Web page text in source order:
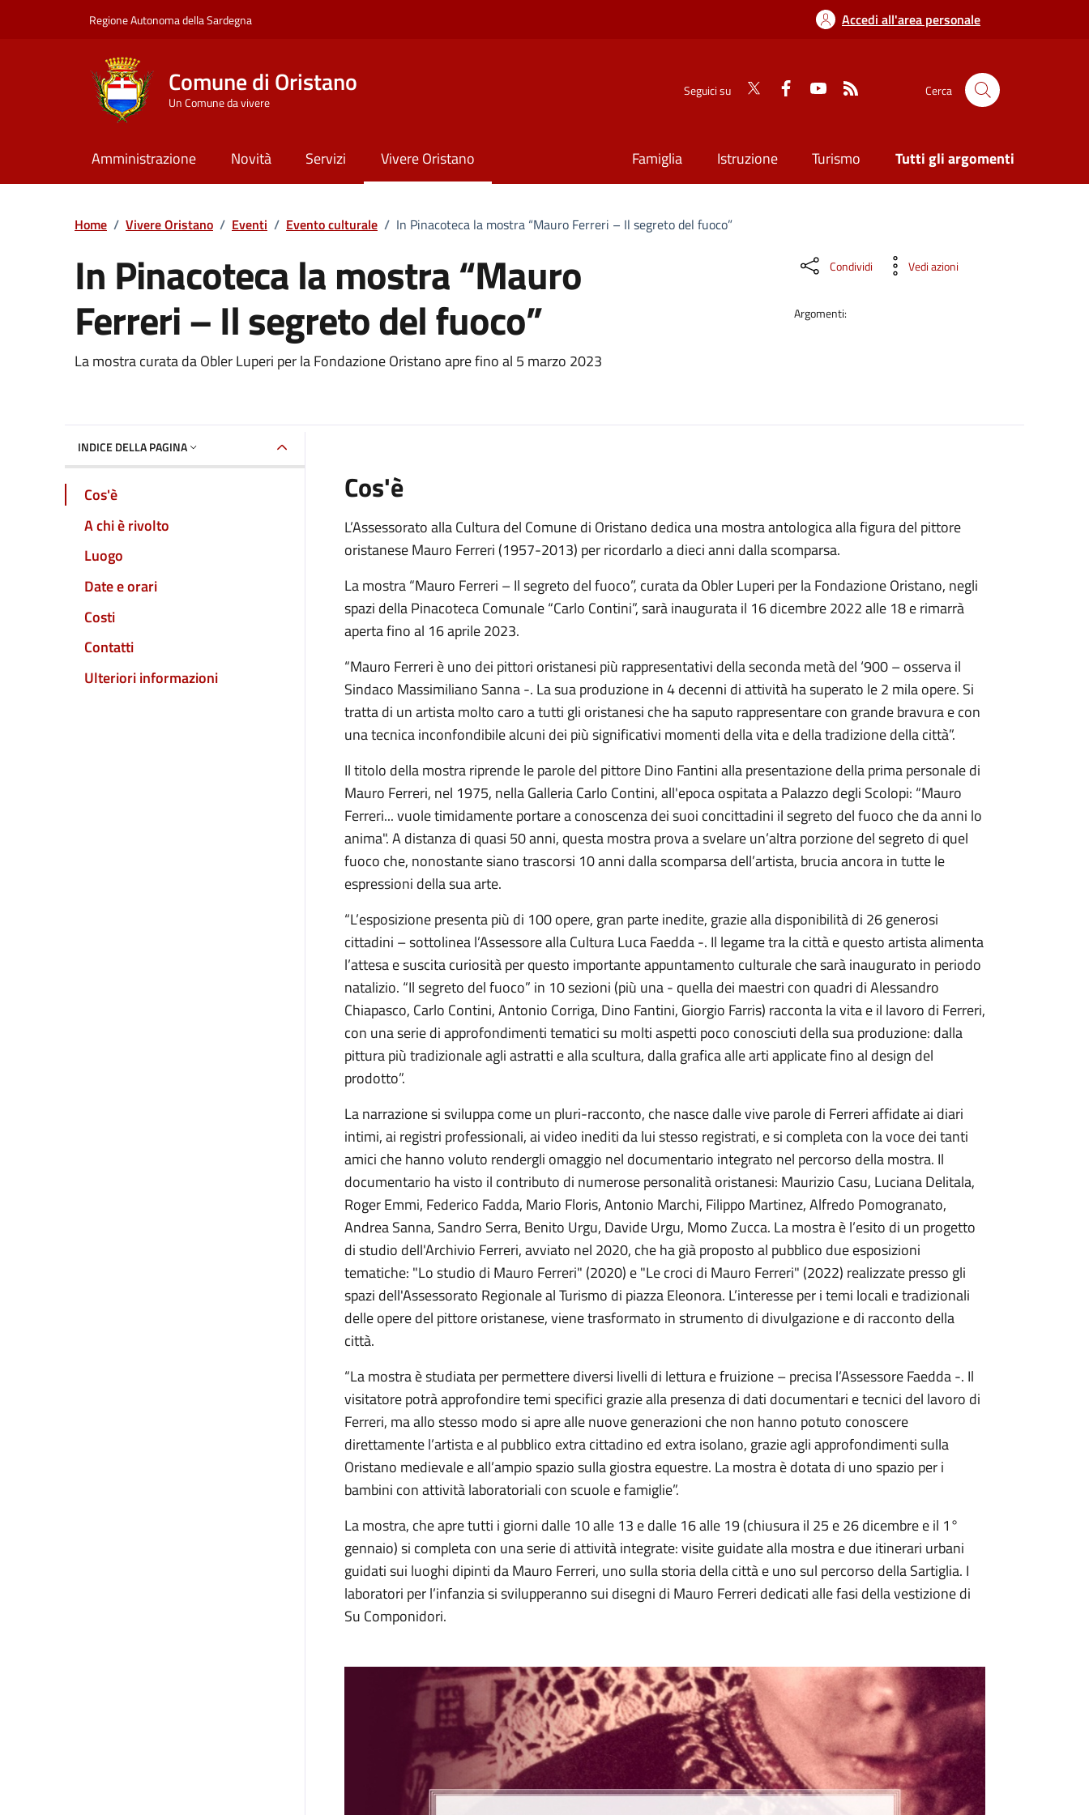
Regione Autonoma della Sardegna Accedi all'area personale
Comune di Oristano
Un Comune da vivere
Seguici su Cerca
Amministrazione Novità Servizi Vivere Oristano Famiglia Istruzione Turismo Tutti gli argomenti
Home / Vivere Oristano / Eventi / Evento culturale / In Pinacoteca la mostra “Mauro Ferreri – Il segreto del fuoco”
In Pinacoteca la mostra “Mauro
Ferreri – Il segreto del fuoco”
Dettaglio dell'evento
La mostra curata da Obler Luperi per la Fondazione Oristano apre fino al 5 marzo 2023
Condividi Vedi azioni
Argomenti:
INDICE DELLA PAGINA
Cos'è
A chi è rivolto
Luogo
Date e orari
Costi
Contatti
Ulteriori informazioni
Cos'è
L’Assessorato alla Cultura del Comune di Oristano dedica una mostra antologica alla figura del pittore
oristanese Mauro Ferreri (1957-2013) per ricordarlo a dieci anni dalla scomparsa.
La mostra “Mauro Ferreri – Il segreto del fuoco”, curata da Obler Luperi per la Fondazione Oristano, negli
spazi della Pinacoteca Comunale “Carlo Contini”, sarà inaugurata il 16 dicembre 2022 alle 18 e rimarrà
aperta fino al 16 aprile 2023.
“Mauro Ferreri è uno dei pittori oristanesi più rappresentativi della seconda metà del ‘900 – osserva il
Sindaco Massimiliano Sanna -. La sua produzione in 4 decenni di attività ha superato le 2 mila opere. Si
tratta di un artista molto caro a tutti gli oristanesi che ha saputo rappresentare con grande bravura e con
una tecnica inconfondibile alcuni dei più significativi momenti della vita e della tradizione della città”.
Il titolo della mostra riprende le parole del pittore Dino Fantini alla presentazione della prima personale di
Mauro Ferreri, nel 1975, nella Galleria Carlo Contini, all'epoca ospitata a Palazzo degli Scolopi: “Mauro
Ferreri... vuole timidamente portare a conoscenza dei suoi concittadini il segreto del fuoco che da anni lo
anima". A distanza di quasi 50 anni, questa mostra prova a svelare un’altra porzione del segreto di quel
fuoco che, nonostante siano trascorsi 10 anni dalla scomparsa dell’artista, brucia ancora in tutte le
espressioni della sua arte.
“L’esposizione presenta più di 100 opere, gran parte inedite, grazie alla disponibilità di 26 generosi
cittadini – sottolinea l’Assessore alla Cultura Luca Faedda -. Il legame tra la città e questo artista alimenta
l’attesa e suscita curiosità per questo importante appuntamento culturale che sarà inaugurato in periodo
natalizio. “Il segreto del fuoco” in 10 sezioni (più una - quella dei maestri con quadri di Alessandro
Chiapasco, Carlo Contini, Antonio Corriga, Dino Fantini, Giorgio Farris) racconta la vita e il lavoro di Ferreri,
con una serie di approfondimenti tematici su molti aspetti poco conosciuti della sua produzione: dalla
pittura più tradizionale agli astratti e alla scultura, dalla grafica alle arti applicate fino al design del
prodotto”.
La narrazione si sviluppa come un pluri-racconto, che nasce dalle vive parole di Ferreri affidate ai diari
intimi, ai registri professionali, ai video inediti da lui stesso registrati, e si completa con la voce dei tanti
amici che hanno voluto rendergli omaggio nel documentario integrato nel percorso della mostra. Il
documentario ha visto il contributo di numerose personalità oristanesi: Maurizio Casu, Luciana Delitala,
Roger Emmi, Federico Fadda, Mario Floris, Antonio Marchi, Filippo Martinez, Alfredo Pomogranato,
Andrea Sanna, Sandro Serra, Benito Urgu, Davide Urgu, Momo Zucca. La mostra è l’esito di un progetto
di studio dell'Archivio Ferreri, avviato nel 2020, che ha già proposto al pubblico due esposizioni
tematiche: "Lo studio di Mauro Ferreri" (2020) e "Le croci di Mauro Ferreri" (2022) realizzate presso gli
spazi dell'Assessorato Regionale al Turismo di piazza Eleonora. L’interesse per i temi locali e tradizionali
delle opere del pittore oristanese, viene trasformato in strumento di divulgazione e di racconto della
città.
“La mostra è studiata per permettere diversi livelli di lettura e fruizione – precisa l’Assessore Faedda -. Il
visitatore potrà approfondire temi specifici grazie alla presenza di dati documentari e tecnici del lavoro di
Ferreri, ma allo stesso modo si apre alle nuove generazioni che non hanno potuto conoscere
direttamente l’artista e al pubblico extra cittadino ed extra isolano, grazie agli approfondimenti sulla
Oristano medievale e all’ampio spazio sulla giostra equestre. La mostra è dotata di uno spazio per i
bambini con attività laboratoriali con scuole e famiglie”.
La mostra, che apre tutti i giorni dalle 10 alle 13 e dalle 16 alle 19 (chiusura il 25 e 26 dicembre e il 1°
gennaio) si completa con una serie di attività integrate: visite guidate alla mostra e due itinerari urbani
guidati sui luoghi dipinti da Mauro Ferreri, uno sulla storia della città e uno sul percorso della Sartiglia. I
laboratori per l’infanzia si svilupperanno sui disegni di Mauro Ferreri dedicati alle fasi della vestizione di
Su Componidori.